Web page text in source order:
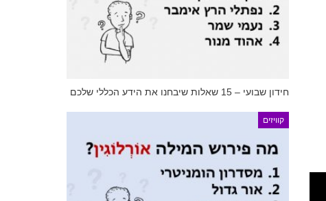
חידון שבועי – 15 שאלות שיבחנו את הידע הכללי שלכם
קוויזים